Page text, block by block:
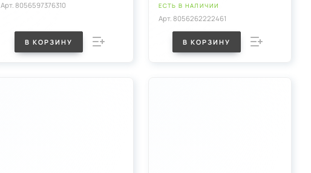
Арт.8056597376310
В КОРЗИНУ
ЕСТЬ В НАЛИЧИИ
Арт.8056262222461
В КОРЗИНУ